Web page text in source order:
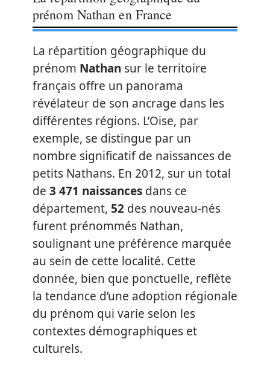
prénom Nathan en France
La répartition géographique du
prénom Nathan sur le territoire
français offre un panorama
révélateur de son ancrage dans les
différentes régions. L’Oise, par
exemple, se distingue par un
nombre significatif de naissances de
petits Nathans. En 2012, sur un total
de 3 471 naissances dans ce
département, 52 des nouveau-nés
furent prénommés Nathan,
soulignant une préférence marquée
au sein de cette localité. Cette
donnée, bien que ponctuelle, reflète
la tendance d’une adoption régionale
du prénom qui varie selon les
contextes démographiques et
culturels.